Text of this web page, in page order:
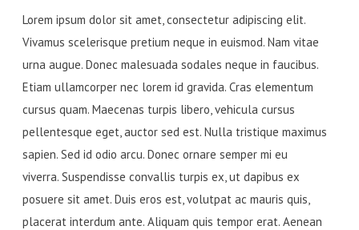
Lorem ipsum dolor sit amet, consectetur adipiscing elit.
Vivamus scelerisque pretium neque in euismod. Nam vitae
urna augue. Donec malesuada sodales neque in faucibus.
Etiam ullamcorper nec lorem id gravida. Cras elementum
cursus quam. Maecenas turpis libero, vehicula cursus
pellentesque eget, auctor sed est. Nulla tristique maximus
sapien. Sed id odio arcu. Donec ornare semper mi eu
viverra. Suspendisse convallis turpis ex, ut dapibus ex
posuere sit amet. Duis eros est, volutpat ac mauris quis,
placerat interdum ante. Aliquam quis tempor erat. Aenean